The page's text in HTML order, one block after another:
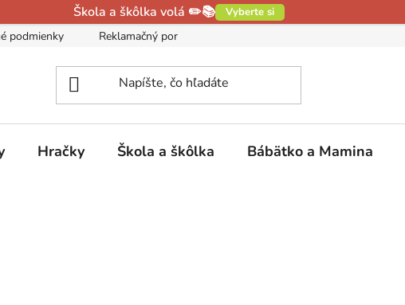
Škola a škôlka volá ✏️📚 Vyberte si
podmienky Reklamačný poriadok
Hračky Škola a škôlka Bábätko a Mamina